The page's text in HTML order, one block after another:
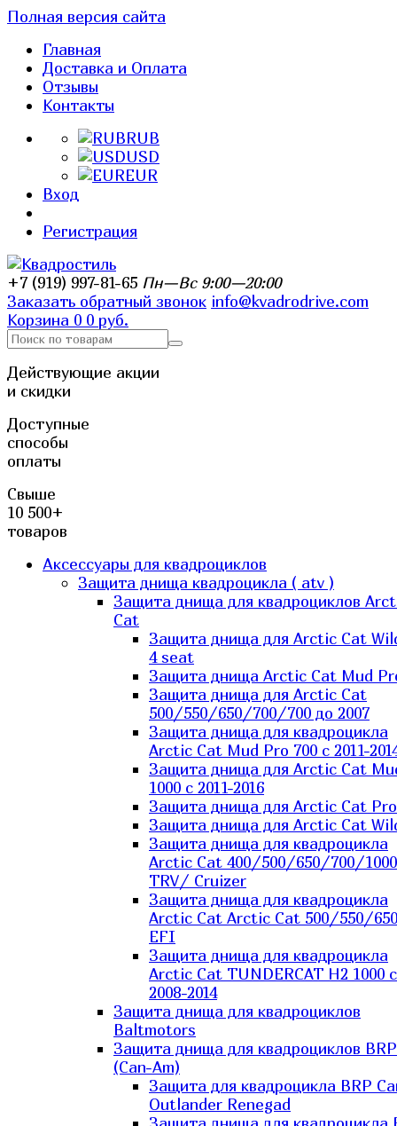
Полная версия сайта
Главная
Доставка и Оплата
Отзывы
Контакты
RUB
USD
EUR
Вход
Регистрация
+7 (919) 997-81-65 Пн—Вс 9:00—20:00
Заказать обратный звонок info@kvadrodrive.com
Корзина 0 0 руб.
Действующие акции
и скидки
Доступные
способы
оплаты
Свыше
10 500+
товаров
Аксессуары для квадроциклов
Защита днища квадроцикла ( atv )
Защита днища для квадроциклов
Cat
Защита днища для Arctic Cat
4 seat
Защита днища Arctic Cat Mud
Защита днища для Arctic Cat
500/550/650/700/700 до 2007
Защита днища для квадроцикла
Arctic Cat Mud Pro 700 с 2011-
Защита днища для Arctic Cat
1000 c 2011-2016
Защита днища для Arctic Cat
Защита днища для Arctic Cat
Защита днища для квадроцикла
Arctic Cat 400/500/650/700/1000
TRV/ Cruizer
Защита днища для квадроцикла
Arctic Cat Arctic Cat 500/550/
EFI
Защита днища для квадроцикла
Arctic Cat TUNDERCAT H2 1000 c
2008-2014
Защита днища для квадроциклов
Baltmotors
Защита днища для квадроциклов BRP
(Can-Am)
Защита для квадроцикла BRP
Outlander Renegad